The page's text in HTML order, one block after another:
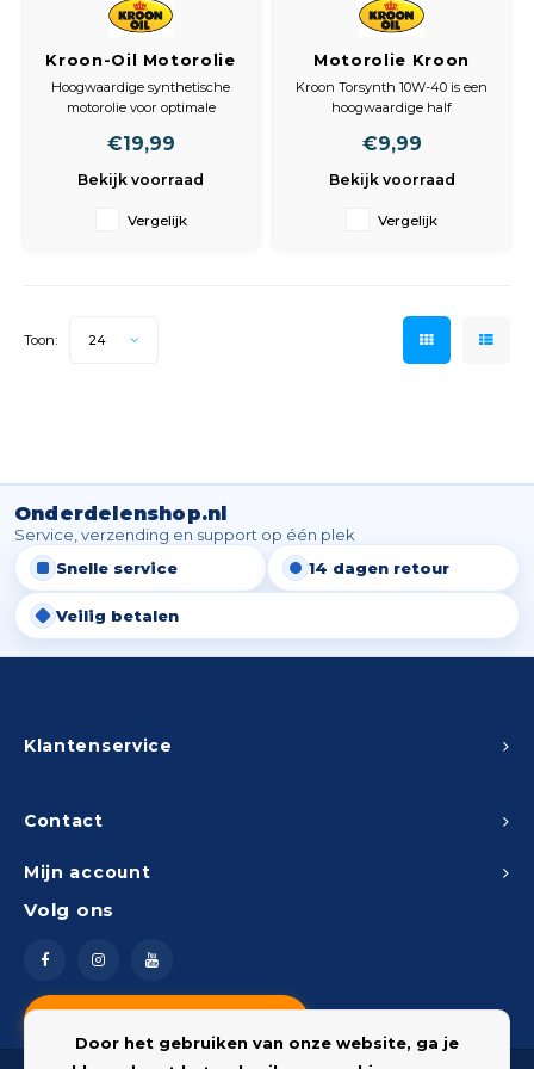
Kroon-Oil Motorolie
33094 Helar SP 5W-
30 - 1 Liter
Hoogwaardige synthetische
motorolie voor optimale
30 is een synthetische,
SAPS motorolie, speciaal
€19,99
Bekijk voorraad
Vergelijk
Motorolie Kroon
10W40 4-takt
Torsynth Half
Kroon Torsynth 10W-40 is een
hoogwaardige half
zorgt voor optimale prestaties
Deze brandstofbesparende
benzinemotoren, zowel met als
€9,99
Bekijk voorraad
Vergelijk
Toon: 24
Onderdelenshop.nl
Service, verzending en support op één plek
Snelle service
14 dagen retour
Veilig betalen
Contact
Klantenservice
Mijn account
Volg ons
Door het gebruiken van onze website, ga je